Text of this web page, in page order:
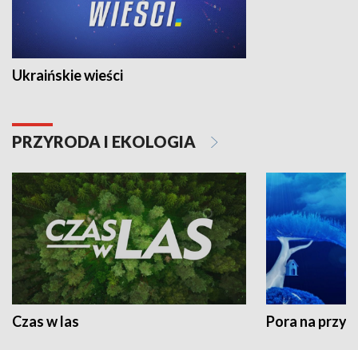
Ukraińskie wieści
PRZYRODA I EKOLOGIA
Czas w las Pora na